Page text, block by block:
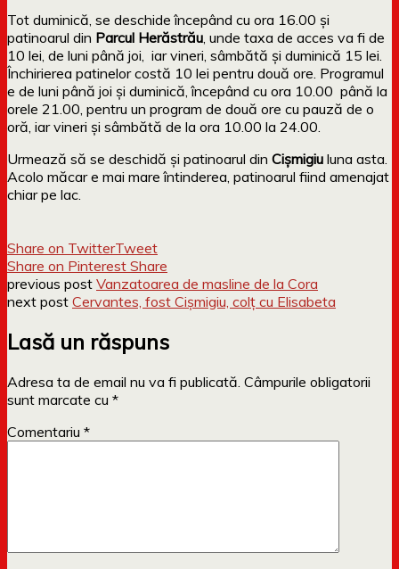
Tot duminică, se deschide începând cu ora 16.00 și
patinoarul din Parcul Herăstrău , unde taxa de acces va fi de
10 lei, de luni până joi, iar vineri, sâmbătă și duminică 15 lei.
Închirierea patinelor costă 10 lei pentru două ore. Programul
e de luni până joi și duminică, începând cu ora 10.00 până la
orele 21.00, pentru un program de două ore cu pauză de o
oră, iar vineri și sâmbătă de la ora 10.00 la 24.00.
Urmează să se deschidă și patinoarul din Cișmigiu luna asta.
Acolo măcar e mai mare întinderea, patinoarul fiind amenajat
chiar pe lac.
Share on TwitterTweet
Share on Pinterest Share
previous post Vanzatoarea de masline de la Cora
next post Cervantes, fost Cișmigiu, colț cu Elisabeta
Lasă un răspuns
Adresa ta de email nu va fi publicată. Câmpurile obligatorii
sunt marcate cu *
Comentariu *